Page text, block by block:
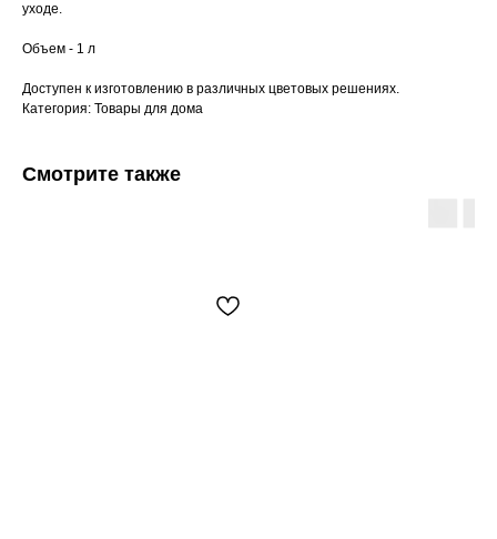
уходе.
Объем - 1 л
Доступен к изготовлению в различных цветовых решениях.
Категория: Товары для дома
Смотрите также